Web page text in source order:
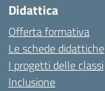
Didattica
Offerta formativa
Le schede didattiche
I progetti delle classi
Inclusione